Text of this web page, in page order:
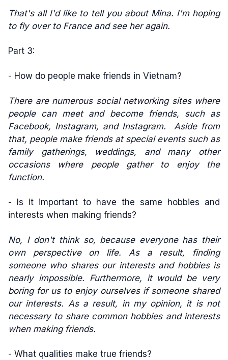
That's all I'd like to tell you about Mina. I'm hoping
to fly over to France and see her again.
Part 3:
- How do people make friends in Vietnam?
There are numerous social networking sites where
people can meet and become friends, such as
Facebook, Instagram, and Instagram. Aside from
that, people make friends at special events such as
family gatherings, weddings, and many other
occasions where people gather to enjoy the
function.
- Is it important to have the same hobbies and
interests when making friends?
No, I don't think so, because everyone has their
own perspective on life. As a result, finding
someone who shares our interests and hobbies is
nearly impossible. Furthermore, it would be very
boring for us to enjoy ourselves if someone shared
our interests. As a result, in my opinion, it is not
necessary to share common hobbies and interests
when making friends.
- What qualities make true friends?